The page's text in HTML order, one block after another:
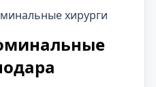
хирурги